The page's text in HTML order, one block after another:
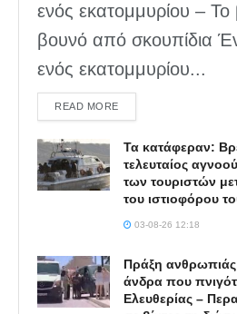
ενός εκατομμυρίου –
βουνό από σκουπίδια
ενός εκατομμυρίου...
READ MOREDETAILS
Τα κατάφεραν:
τελευταίος
των τουριστών
του ιστιοφόρου
03-08-26 12:18
Πράξη
άνδρα που
Ελευθερίας –